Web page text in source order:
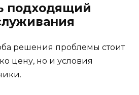
подходящий
решения проблемы стоит
цену, но и условия